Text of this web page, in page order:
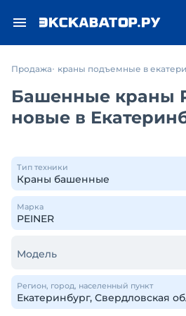
Продажа краны подъемные в
Башенные краны
новые в
Тип техники
Марка
Модель
Регион, город, населенный пункт